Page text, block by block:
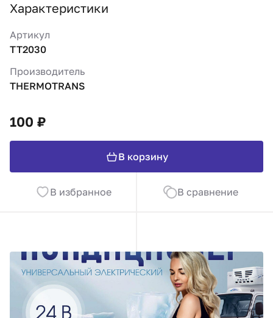
Характеристики
Артикул
TT2030
Производитель
THERMOTRANS
100 ₽
В корзину
В избранное В сравнение